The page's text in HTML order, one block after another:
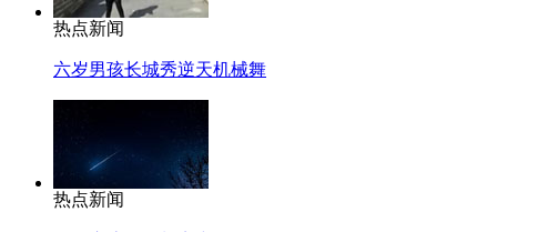
热点新闻
六岁男孩长城秀逆天机械舞
热点新闻